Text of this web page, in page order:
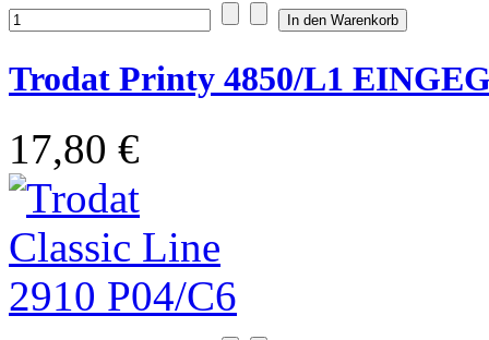
Trodat Printy 4850/L1
17,80 €